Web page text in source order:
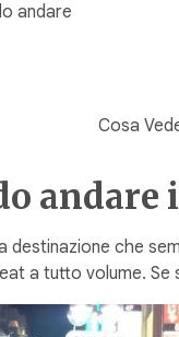
andare
Cosa
andare
destinazione che
a tutto volume. Se